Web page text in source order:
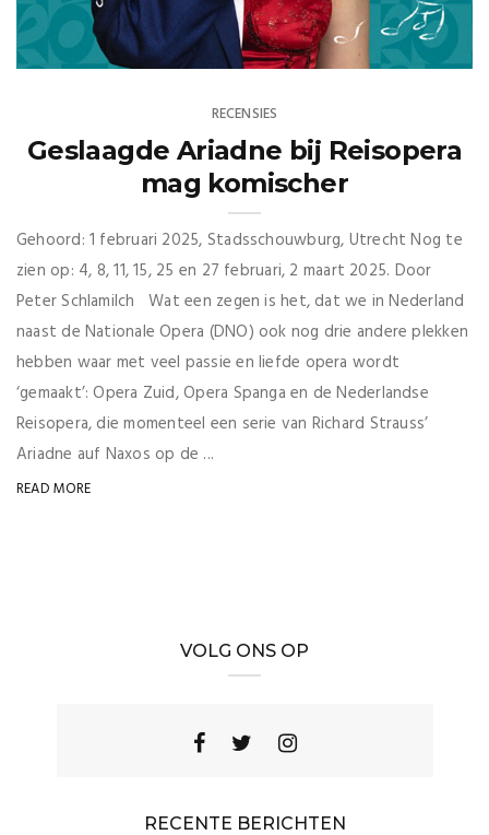
RECENSIES
Geslaagde Ariadne bij Reisopera
mag komischer
Gehoord: 1 februari 2025, Stadsschouwburg, Utrecht Nog te
zien op: 4, 8, 11, 15, 25 en 27 februari, 2 maart 2025. Door
Peter Schlamilch Wat een zegen is het, dat we in Nederland
naast de Nationale Opera (DNO) ook nog drie andere plekken
hebben waar met veel passie en liefde opera wordt
‘gemaakt’: Opera Zuid, Opera Spanga en de Nederlandse
Reisopera, die momenteel een serie van Richard Strauss’
Ariadne auf Naxos op de ...
READ MORE
VOLG ONS OP
RECENTE BERICHTEN